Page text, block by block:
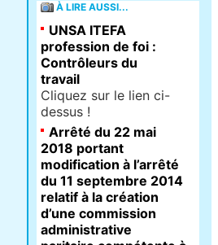
À LIRE AUSSI...
UNSA ITEFA
profession de foi :
Contrôleurs du
travail
Cliquez sur le lien ci-
dessus !
Arrêté du 22 mai
2018 portant
modification à l’arrêté
du 11 septembre 2014
relatif à la création
d’une commission
administrative